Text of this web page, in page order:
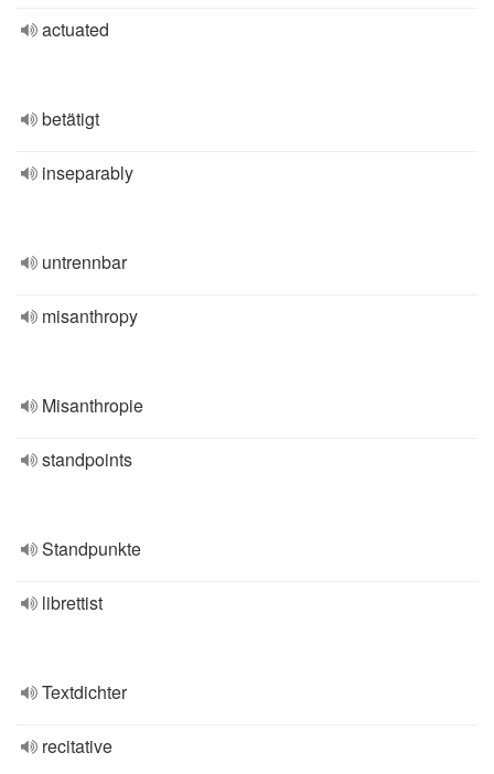
actuated
betätigt
inseparably
untrennbar
misanthropy
Misanthropie
standpoints
Standpunkte
librettist
Textdichter
recitative